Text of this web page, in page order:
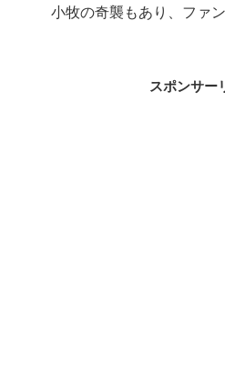
小牧の奇襲もあり、ファ
スポンサー